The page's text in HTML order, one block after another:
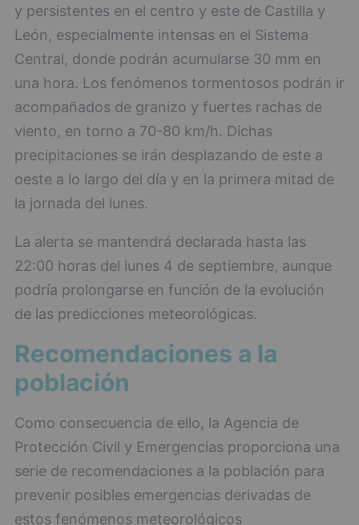
y persistentes en el centro y este de Castilla y
León, especialmente intensas en el Sistema
Central, donde podrán acumularse 30 mm en
una hora. Los fenómenos tormentosos podrán ir
acompañados de granizo y fuertes rachas de
viento, en torno a 70-80 km/h. Dichas
precipitaciones se irán desplazando de este a
oeste a lo largo del día y en la primera mitad de
la jornada del lunes.
La alerta se mantendrá declarada hasta las
22:00 horas del lunes 4 de septiembre, aunque
podría prolongarse en función de la evolución
de las predicciones meteorológicas.
Recomendaciones a la
población
Como consecuencia de ello, la Agencia de
Protección Civil y Emergencias proporciona una
serie de recomendaciones a la población para
prevenir posibles emergencias derivadas de
estos fenómenos meteorológicos